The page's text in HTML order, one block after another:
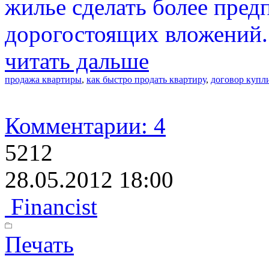
жилье сделать более
дорогостоящих вложений.
читать дальше
продажа квартиры, как быстро продать квартиру, договор
Комментарии: 4
5212
28.05.2012 18:00
Financist
Печать